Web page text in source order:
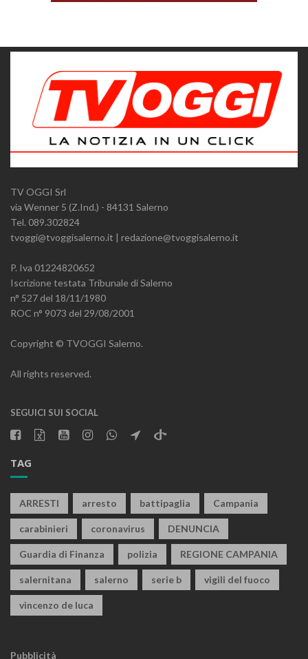
TV OGGI Srl
via Wenner 5 (Z.Ind.) - 84131 Salerno
Tel. 089.302824
tvoggi@tvoggisalerno.it | redazione@tvoggisalerno.it
P. Iva 01224820652
Iscrizione testata Tribunale di Salerno
n° 527 del 18/11/1980
ROC n° 9073 del 29/08/2001
Copyright © TVOGGI Salerno.
All rights reserved.
SEGUICI SUI SOCIAL
TAG
ARRESTI arresto battipaglia Campania
carabinieri coronavirus DENUNCIA
Guardia di Finanza polizia REGIONE CAMPANIA
salernitana salerno serie b vigili del fuoco
vincenzo de luca
Pubblicità